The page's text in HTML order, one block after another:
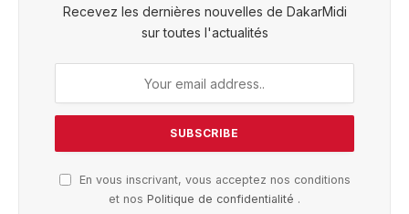
Recevez les dernières nouvelles de DakarMidi
sur toutes l'actualités
En vous inscrivant, vous acceptez nos conditions
et nos Politique de confidentialité .